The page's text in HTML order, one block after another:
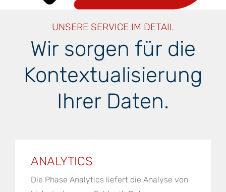
UNSERE SERVICE IM DETAIL
Wir sorgen für die
Kontextualisierung
Ihrer Daten.
ANALYTICS
Die Phase Analytics liefert die Analyse von